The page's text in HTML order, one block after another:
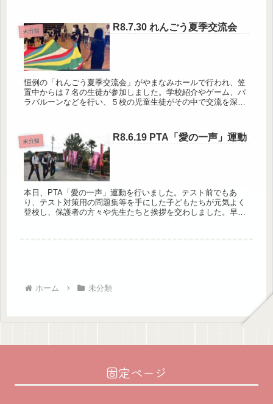
未分類 R8.7.30 れんごう夏季交流会
恒例の「れんごう夏季交流会」がやまなみホールで行われ、笠
置中からは７名の生徒が参加しました。学校紹介やゲーム、パ
ラバルーンなどを行い、５校の児童生徒がその中で交流を深め
未分類 R8.6.19 PTA「愛の一声」運動
本日、PTA「愛の一声」運動を行いました。テスト前でもあ
り、テスト対策用の問題集等を手にした子どもたちが元気よく
登校し、保護者の方々や先生たちと挨拶を交わしました。早朝
ホーム 未分類
固定ページ